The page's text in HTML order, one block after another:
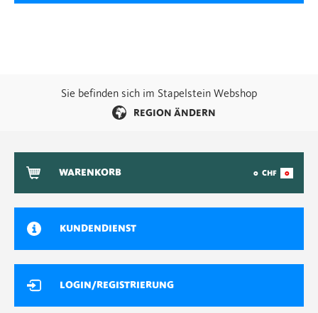
Sie befinden sich im Stapelstein Webshop
REGION ÄNDERN
WARENKORB 0 CHF 0
KUNDENDIENST
LOGIN/REGISTRIERUNG